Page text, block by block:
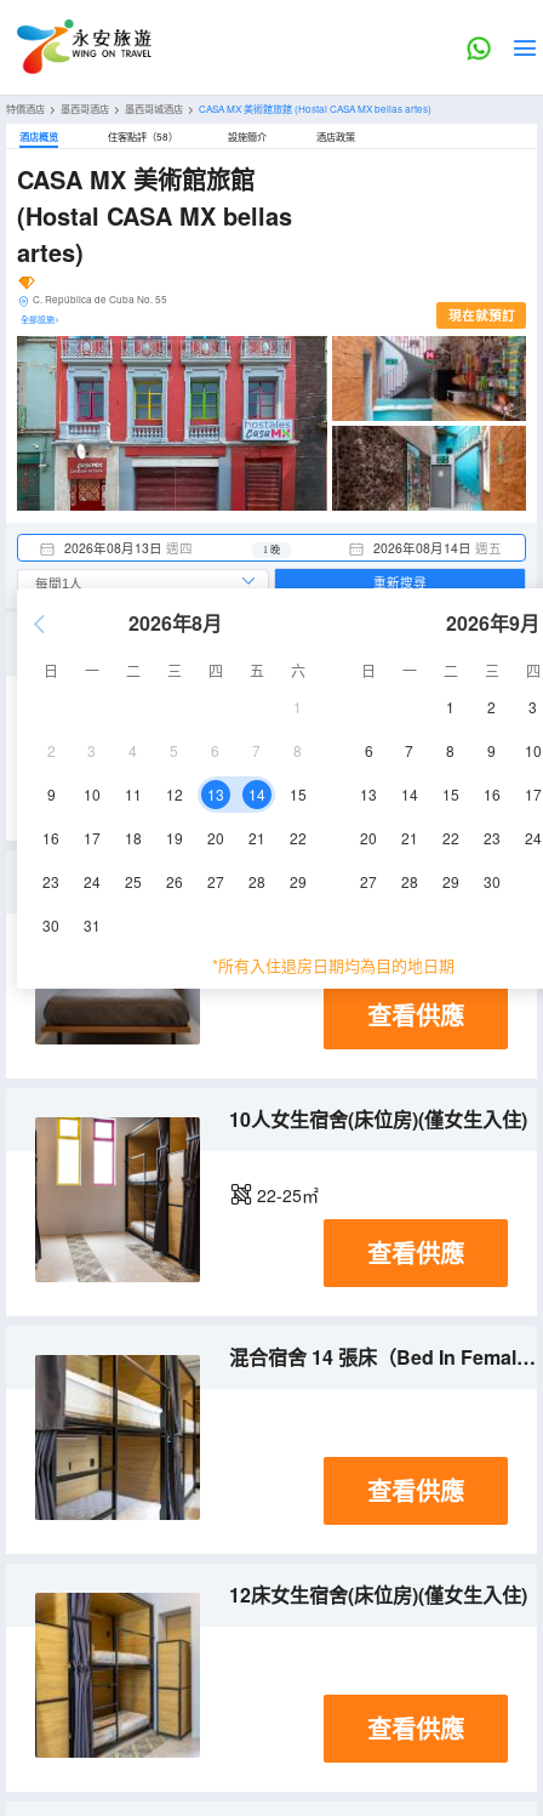
特價酒店 > 墨西哥酒店 > 墨西哥城酒店 > CASA MX 美術館旅館(Hostal CASA MX bellas artes)
酒店概览 住客點評（58） 設施簡介 酒店政策
CASA MX 美術館旅館
(Hostal CASA MX bellas
artes)
C. República de Cuba No. 55
全部設施> 現在就預訂
2026年08月13日 週四 2026年08月14日 週五
1 晚
2026年8月
日 一 二 三 四 五
六
1
2 3 4 5 6 7 8
9 10 11 12 13 14 15
16 17 18 19 20 21 22
23 24 25 26 27 28 29
30 31
2026年9月
日 一 二 三
四
1
2 3
6 7 8 9 10
13 14 15 16 17
20 21 22 23 24
27 28 29 30
*所有入住退房日期均為目的地日期
重新搜尋
私人客房西克羅斯
查看供應
10人女生宿舍(床位房)(僅女生入住)
22-25㎡
查看供應
混合宿舍 14 張床（Bed In Female Dorm With 14 Beds）(床位房)(混合入住)
查看供應
12床女生宿舍(床位房)(僅女生入住)
查看供應